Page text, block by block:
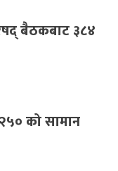
बैठकबाट ३८४
२५० को सामान